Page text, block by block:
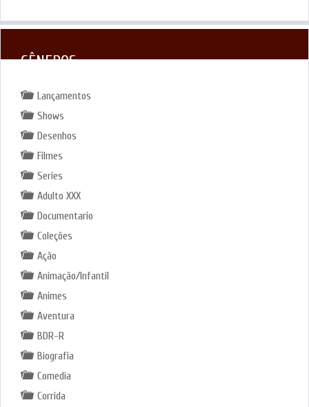
GÊNEROS
Lançamentos
Shows
Desenhos
Filmes
Series
Adulto XXX
Documentario
Coleções
Ação
Animação/Infantil
Animes
Aventura
BDR-R
Biografia
Comedia
Corrida